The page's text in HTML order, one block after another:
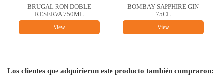
BOMBAY SAPPHIRE GIN
75CL
View
Presidente Light 12 oz
Botella
View
Los clientes que adquirieron este producto también compraron: